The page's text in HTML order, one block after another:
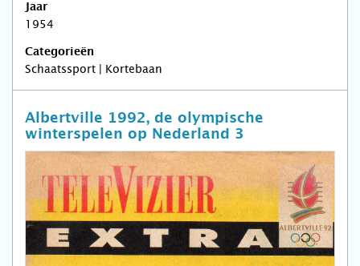
Jaar
1954
Categorieën
Schaatssport | Kortebaan
Albertville 1992, de olympische
winterspelen op Nederland 3